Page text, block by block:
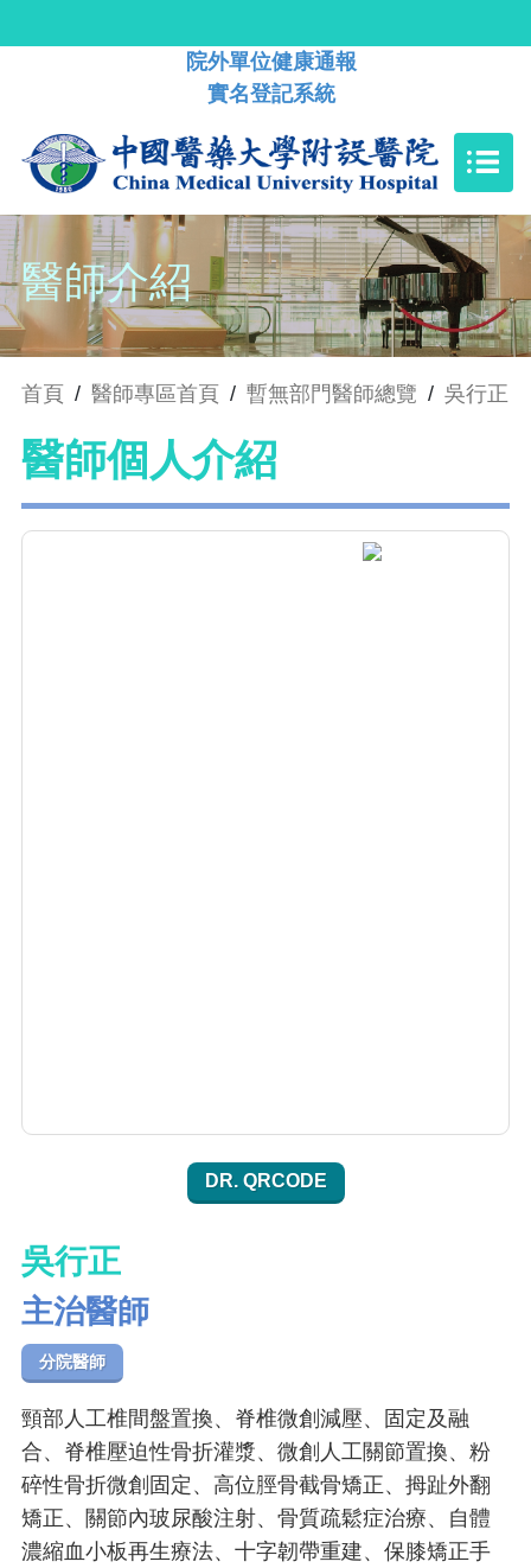
院外單位健康通報
實名登記系統
醫師介紹
首頁 / 醫師專區首頁 / 暫無部門醫師總覽 / 吳行正
醫師個人介紹
DR. QRCODE
吳行正
主治醫師
分院醫師
頸部人工椎間盤置換、脊椎微創減壓、固定及融
合、脊椎壓迫性骨折灌漿、微創人工關節置換、粉
碎性骨折微創固定、高位脛骨截骨矯正、拇趾外翻
矯正、關節內玻尿酸注射、骨質疏鬆症治療、自體
濃縮血小板再生療法、十字韌帶重建、保膝矯正手